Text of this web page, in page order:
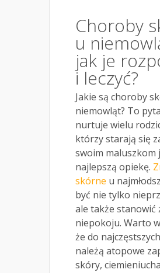
Choroby
u
jak je
i leczyć?
Jakie są choroby
niemowląt? To
nurtuje wielu
którzy starają się
swoim maluszkom
najlepszą opiekę.
skórne u
być nie tylko
ale także stanowić
niepokoju. Warto
że do
należą atopowe
skóry,